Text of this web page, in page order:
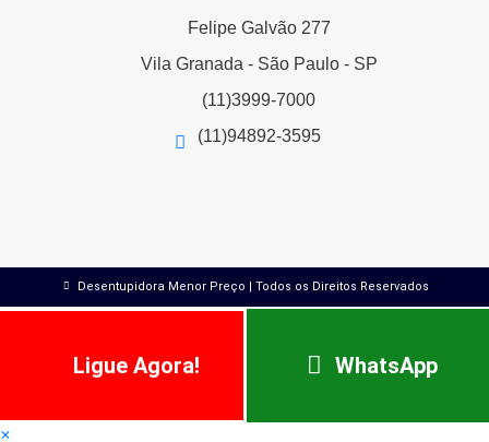
Felipe Galvão 277
Vila Granada - São Paulo - SP
(11)3999-7000
(11)94892-3595
Desentupidora Menor Preço | Todos os Direitos Reservados
Ligue Agora! WhatsApp
×